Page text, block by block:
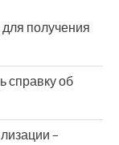
получения
справку об
–